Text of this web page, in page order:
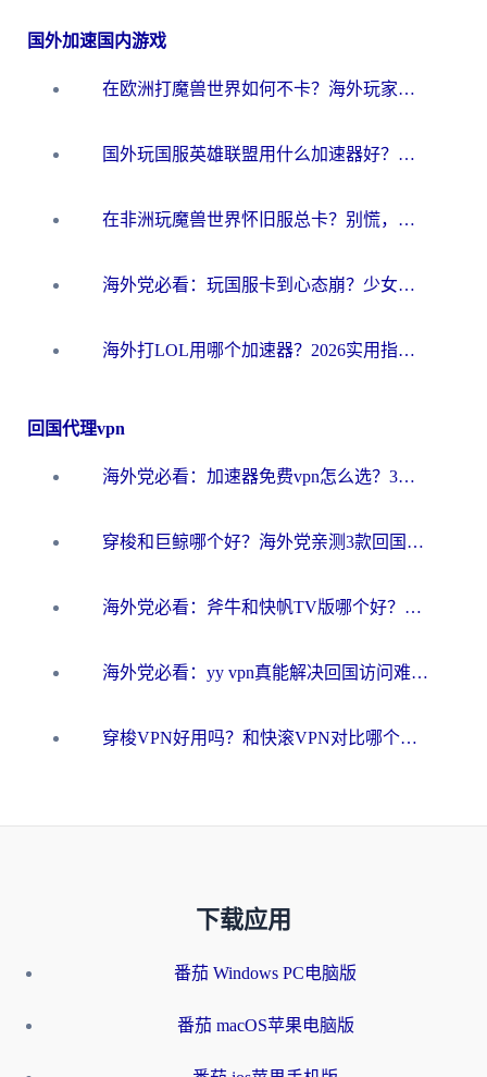
国外加速国内游戏
在欧洲打魔兽世界如何不卡？海外玩家的国服游戏加速终极攻略
国外玩国服英雄联盟用什么加速器好？海外党亲测有效的国服游戏加速指南
在非洲玩魔兽世界怀旧服总卡？别慌，这份指南帮你丝滑开荒
海外党必看：玩国服卡到心态崩？少女前线云图计划加速器免费推荐+碧蓝航线足球世界流畅攻略
海外打LOL用哪个加速器？2026实用指南：从延迟到设备适配，一篇解决你的国服游戏痛点
回国代理vpn
海外党必看：加速器免费vpn怎么选？3步教你无缝访问国内资源
穿梭和巨鲸哪个好？海外党亲测3款回国加速器，教你避开90%的坑
海外党必看：斧牛和快帆TV版哪个好？3分钟选对回国加速器，无缝刷B站、追热剧
海外党必看：yy vpn真能解决回国访问难题？附云极initap测评+免费方案对比
穿梭VPN好用吗？和快滚VPN对比哪个回国效果更好？海外党选回国加速器必看指南
下载应用
番茄 Windows PC电脑版
番茄 macOS苹果电脑版